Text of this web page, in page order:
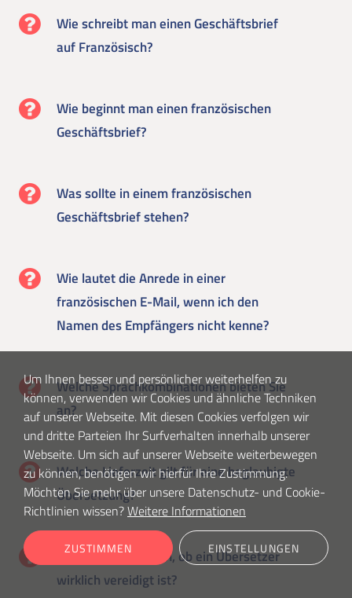
Wie schreibt man einen Geschäftsbrief
auf Französisch?
Wie beginnt man einen französischen
Geschäftsbrief?
Was sollte in einem französischen
Geschäftsbrief stehen?
Wie lautet die Anrede in einer
französischen E-Mail, wenn ich den
Namen des Empfängers nicht kenne?
Welche Sprachkombinationen bieten Sie
an?
Welche Lieferzeit gilt für eine beglaubigte
Übersetzung?
Kann ich überprüfen, ob ein Übersetzer
wirklich vereidigt ist?
Um Ihnen besser und persönlicher weiterhelfen zu
können, verwenden wir Cookies und ähnliche Techniken
auf unserer Webseite. Mit diesen Cookies verfolgen wir
und dritte Parteien Ihr Surfverhalten innerhalb unserer
Webseite. Um sich auf unserer Webseite weiterbewegen
zu können, benötigen wir hierfür Ihre Zustimmung.
Möchten Sie mehr über unsere Datenschutz- und Cookie-
Richtlinien wissen?Weitere Informationen
ZUSTIMMEN EINSTELLUNGEN